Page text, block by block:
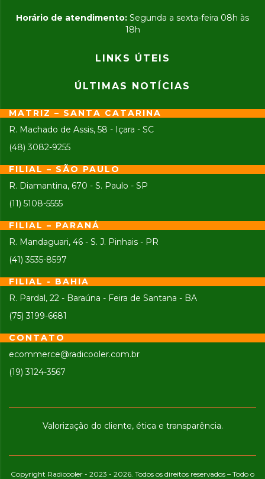
Horário de atendimento: Segunda a sexta-feira 08h às
18h
LINKS ÚTEIS
ÚLTIMAS NOTÍCIAS
MATRIZ – SANTA CATARINA
R. Machado de Assis, 58 - Içara - SC
(48) 3082-9255
FILIAL – SÃO PAULO
R. Diamantina, 670 - S. Paulo - SP
(11) 5108-5555
FILIAL – PARANÁ
R. Mandaguari, 46 - S. J. Pinhais - PR
(41) 3535-8597
FILIAL - BAHIA
R. Pardal, 22 - Baraúna - Feira de Santana - BA
(75) 3199-6681
CONTATO
ecommerce@radicooler.com.br
(19) 3124-3567
Valorização do cliente, ética e transparência.
Copyright Radicooler - 2023 - 2026. Todos os direitos reservados – Todo o